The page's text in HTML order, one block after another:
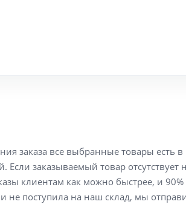
заказа все выбранные товары есть
заказываемый товар отсутствует
клиентам как можно быстрее, и 90%
не поступила на наш склад, мы